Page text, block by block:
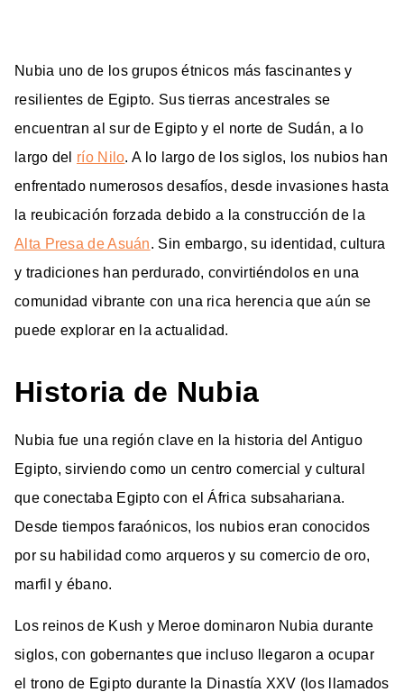
Nubia uno de los grupos étnicos más fascinantes y
resilientes de Egipto. Sus tierras ancestrales se
encuentran al sur de Egipto y el norte de Sudán, a lo
largo del río Nilo. A lo largo de los siglos, los nubios han
enfrentado numerosos desafíos, desde invasiones hasta
la reubicación forzada debido a la construcción de la
Alta Presa de Asuán. Sin embargo, su identidad, cultura
y tradiciones han perdurado, convirtiéndolos en una
comunidad vibrante con una rica herencia que aún se
puede explorar en la actualidad.
Historia de Nubia
Nubia fue una región clave en la historia del Antiguo
Egipto, sirviendo como un centro comercial y cultural
que conectaba Egipto con el África subsahariana.
Desde tiempos faraónicos, los nubios eran conocidos
por su habilidad como arqueros y su comercio de oro,
marfil y ébano.
Los reinos de Kush y Meroe dominaron Nubia durante
siglos, con gobernantes que incluso llegaron a ocupar
el trono de Egipto durante la Dinastía XXV (los llamados